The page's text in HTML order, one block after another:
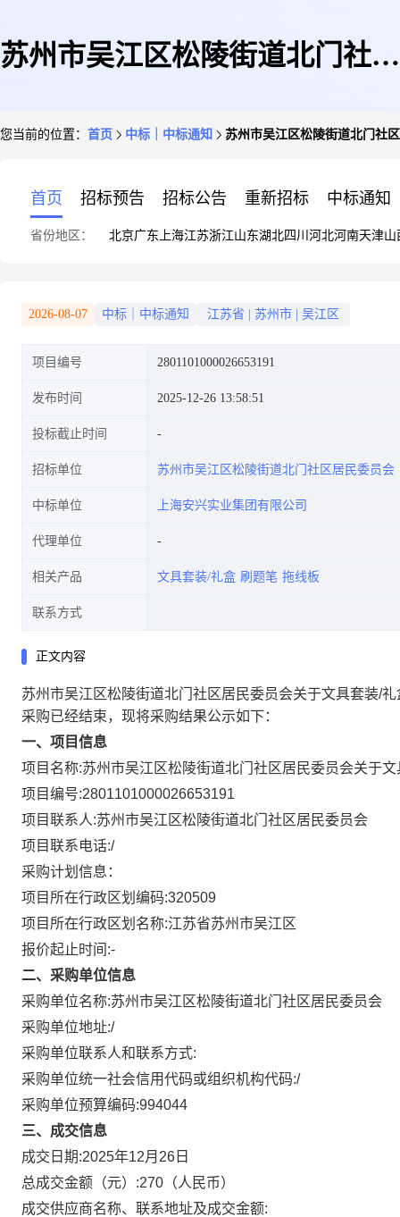
苏州市吴江区松陵街道北门社区
您当前的位置： 首页 中标｜中标通知 苏州市吴江区松陵街道北门社
首页 招标预告 招标公告 重新招标 中标通知
省份地区： 北京广东 上海江苏浙江山东湖北四川 河北河南天津山
2026-08-07 中标｜中标通知 江苏省 苏州市 吴江区
项目编号 2801101000026653191
发布时间 2025-12-26 13:58:51
投标截止时间
招标单位 苏州市吴江区松陵街道北门社区居民委员会
中标单位 上海安兴实业集团有限公司
代理单位
相关产品 文具套装/礼盒 刷题笔 拖线板
联系方式
正文内容
苏州市吴江区松陵街道北门社区居民委员会关于文具套装/
采购已经结束，现将采购结果公示如下：
一、项目信息
项目名称:苏州市吴江区松陵街道北门社区居民委员会关于
项目编号:2801101000026653191
项目联系人:苏州市吴江区松陵街道北门社区居民委员会
项目联系电话:/
采购计划信息：
项目所在行政区划编码:320509
项目所在行政区划名称:江苏省苏州市吴江区
报价起止时间:-
二、采购单位信息
采购单位名称:苏州市吴江区松陵街道北门社区居民委员会
采购单位地址:/
采购单位联系人和联系方式:
采购单位统一社会信用代码或组织机构代码:/
采购单位预算编码:994044
三、成交信息
成交日期:2025年12月26日
总成交金额（元）:270 （人民币）
成交供应商名称、联系地址及成交金额: